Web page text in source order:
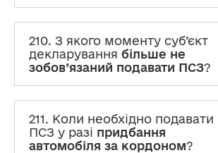
210. З якого моменту суб’єкт
декларування більше не
зобов’язаний подавати ПСЗ?
211. Коли необхідно подавати
ПСЗ у разі придбання
автомобіля за кордоном?